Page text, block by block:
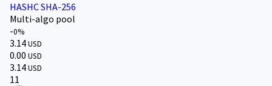
HASHC SHA-256
Multi-algo pool
-0%
3.14USD
0.00 USD
3.14USD
11